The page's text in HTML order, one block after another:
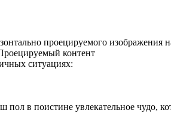
проецируемого изображения
контент
ситуациях:
в поистине увлекательное чудо,